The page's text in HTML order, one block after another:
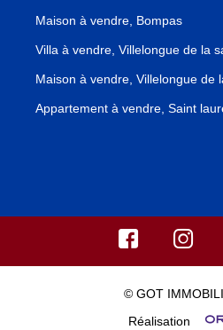
Maison à vendre, Bompas
Villa à vendre, Villelongue de la
Maison à vendre, Villelongue de
Appartement à vendre, Saint
© GOT
Réalisation